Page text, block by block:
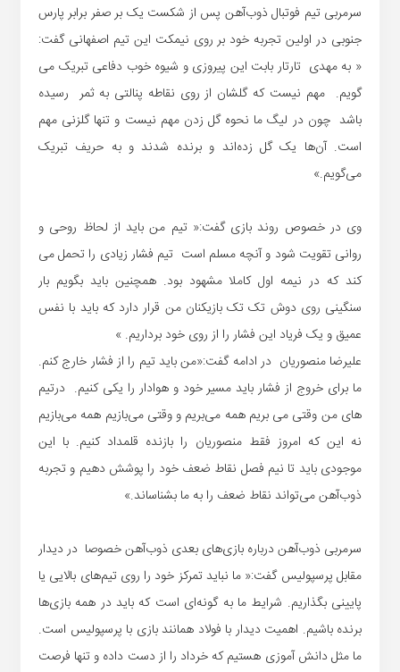
سرمربی تیم فوتبال ذوب‌آهن پس از شکست یک بر صفر برابر پارس
جنوبی در اولین تجربه خود بر روی نیمکت این تیم اصفهانی گفت:
« به مهدی تارتار بابت این پیروزی و شیوه خوب دفاعی تبریک می
گویم. مهم نیست که گلشان از روی نقاطه پنالتی به ثمر رسیده
باشد چون در لیگ ما نحوه گل زدن مهم نیست و تنها گلزنی مهم
است. آن‌ها یک گل زده‌اند و برنده شدند و به حریف تبریک
می‌گویم.»
وی در خصوص روند بازی گفت:« تیم من باید از لحاظ روحی و
روانی تقویت شود و آنچه مسلم است تیم فشار زیادی را تحمل می
کند که در نیمه اول کاملا مشهود بود. همچنین باید بگویم بار
سنگینی روی دوش تک تک بازیکنان من قرار دارد که باید با نفس
عمیق و یک فریاد این فشار را از روی خود برداریم. »
علیرضا منصوریان در ادامه گفت:«من باید تیم را از فشار خارج کنم.
ما برای خروج از فشار باید مسیر خود و هوادار را یکی کنیم. درتیم
های من وقتی می بریم همه می‌بریم و وقتی می‌بازیم همه می‌بازیم
نه این که امروز فقط منصوریان را بازنده قلمداد کنیم. با این
موجودی باید تا نیم ‌فصل نقاط ضعف خود را پوشش دهیم و تجربه
ذوب‌آهن می‌تواند نقاط ضعف را به ما بشناساند.»
سرمربی ذوب‌آهن درباره بازی‌های بعدی ذوب‌آهن خصوصا در دیدار
مقابل پرسپولیس گفت:« ما نباید تمرکز خود را روی تیم‌های بالایی یا
پایینی بگذاریم. شرایط ما به گونه‌ای است که باید در همه بازی‌ها
برنده باشیم. اهمیت دیدار با فولاد همانند بازی با پرسپولیس است.
ما مثل دانش آموزی هستیم که خرداد را از دست داده و تنها فرصت